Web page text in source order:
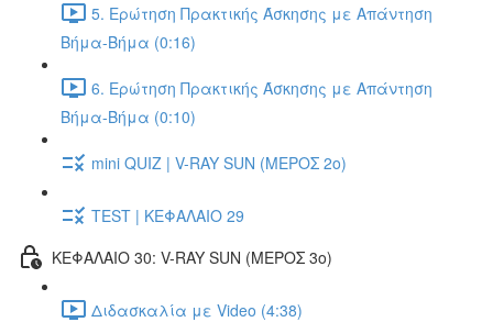
5. Ερώτηση Πρακτικής Άσκησης με Απάντηση
Βήμα-Βήμα (0:16)
6. Ερώτηση Πρακτικής Άσκησης με Απάντηση
Βήμα-Βήμα (0:10)
mini QUIZ | V-RAY SUN (ΜΕΡΟΣ 2o)
TEST | ΚΕΦΑΛΑΙΟ 29
ΚΕΦΑΛΑΙΟ 30: V-RAY SUN (ΜΕΡΟΣ 3o)
Διδασκαλία με Video (4:38)